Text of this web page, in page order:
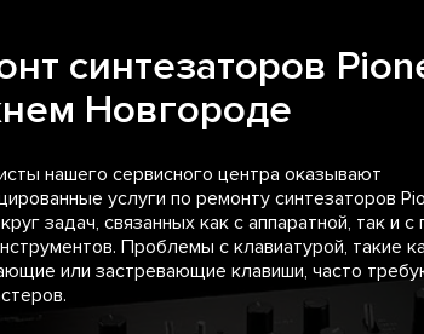
синтезаторов
Новгороде
нашего сервисного центра оказывают
услуги по ремонту синтезаторов
задач, связанных как с аппаратной, так и
Проблемы с клавиатурой, такие
или застревающие клавиши, часто